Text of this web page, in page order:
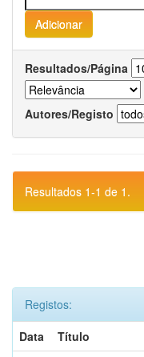
Resultados/Página
Autores/Registo
Resultados 1-1 de 1.
Registos:
Data
Título